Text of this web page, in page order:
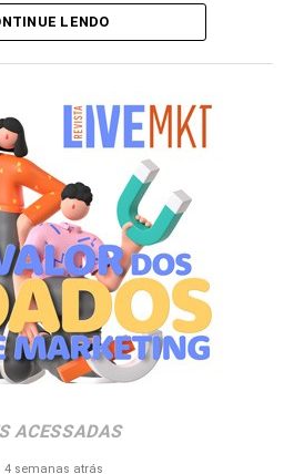
no momento da abertura
afetivas para diferentes
queremos trazer um
com a marca, adicionando
que torna cada visita ao Bob’s
Renata Brigatti Lange,
Bob’s.
nacional e estará
em todos os restaurantes
de 2026, ou enquanto durarem
LENDO
ACESSADAS
4 semanas atrás